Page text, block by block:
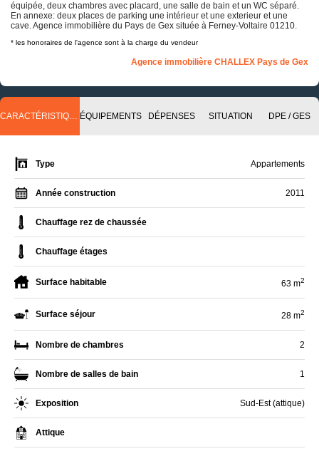
équipée, deux chambres avec placard, une salle de bain et un WC séparé.
En annexe: deux places de parking une intérieur et une exterieur et une
cave. Agence immobilière du Pays de Gex située à Ferney-Voltaire 01210.
* les honoraires de l'agence sont à la charge du vendeur
Agence immobilière CHALLEX Pays de Gex
CARACTÉRISTIQUES ÉQUIPEMENTS DÉPENSES SITUATION DPE / GES
Type Appartements
Année construction 2011
Chauffage rez de chaussée
Chauffage étages
Surface habitable 63 m2
Surface séjour 28 m2
Nombre de chambres 2
Nombre de salles de bain 1
Exposition Sud-Est (attique)
Attique